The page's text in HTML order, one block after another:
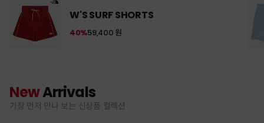
W'S SURF SHORTS
59,400 원
40%
NewArrivals
가장 먼저 만나 보는 신상품 컬렉션